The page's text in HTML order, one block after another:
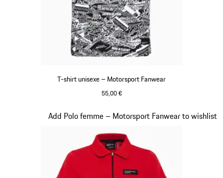
T-shirt unisexe – Motorsport Fanwear
55,00 €
Add Polo femme – Motorsport Fanwear to wishlist
Diapositive 18 sur 20